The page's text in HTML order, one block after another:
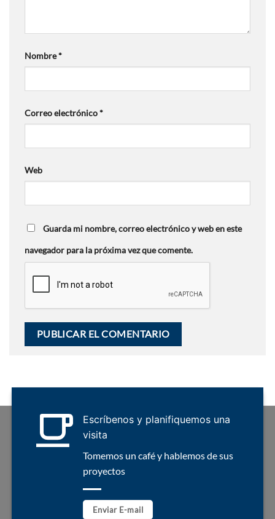
Nombre*
Correo electrónico*
Web
Guarda mi nombre, correo electrónico y web en este
navegador para la próxima vez que comente.
Escríbenos y planifiquemos una
visita
Tomemos un café y hablemos de sus
proyectos
Enviar E-mail